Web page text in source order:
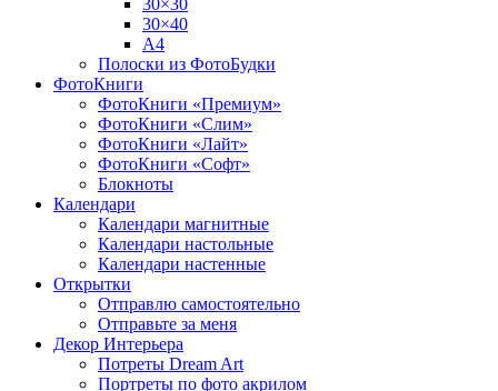
30×40
A4
Полоски из ФотоБудки
ФотоКниги
ФотоКниги «Премиум»
ФотоКниги «Слим»
ФотоКниги «Лайт»
ФотоКниги «Софт»
Блокноты
Календари
Календари магнитные
Календари настольные
Календари настенные
Открытки
Отправлю самостоятельно
Отправьте за меня
Декор Интерьера
Потреты Dream Art
Портреты по фото акрилом